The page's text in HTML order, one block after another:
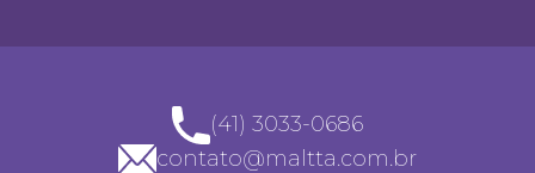
(41) 3033-0686
contato@maltta.com.br